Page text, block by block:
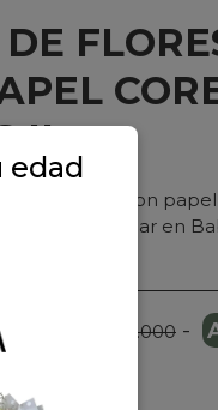
II
de estacion con
para regalar en
$ 175.000 -
edad